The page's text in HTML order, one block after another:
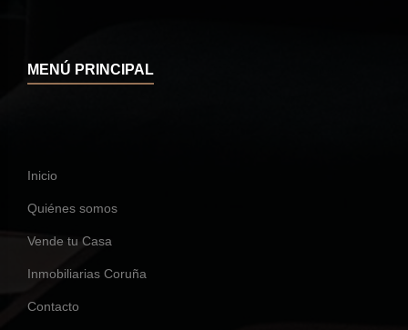
MENÚ PRINCIPAL
Inicio
Quiénes somos
Vende tu Casa
Inmobiliarias Coruña
Contacto